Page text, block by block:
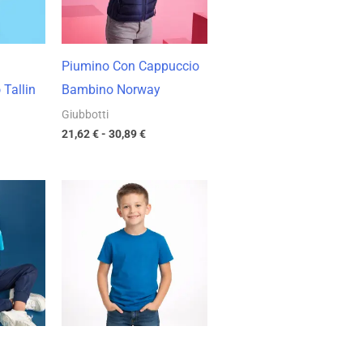
Tallin
Piumino Con Cappuccio
Bambino Norway
Giubbotti
21,62€- 30,89€
Fascia
di
prezzo:
da
4,62 €